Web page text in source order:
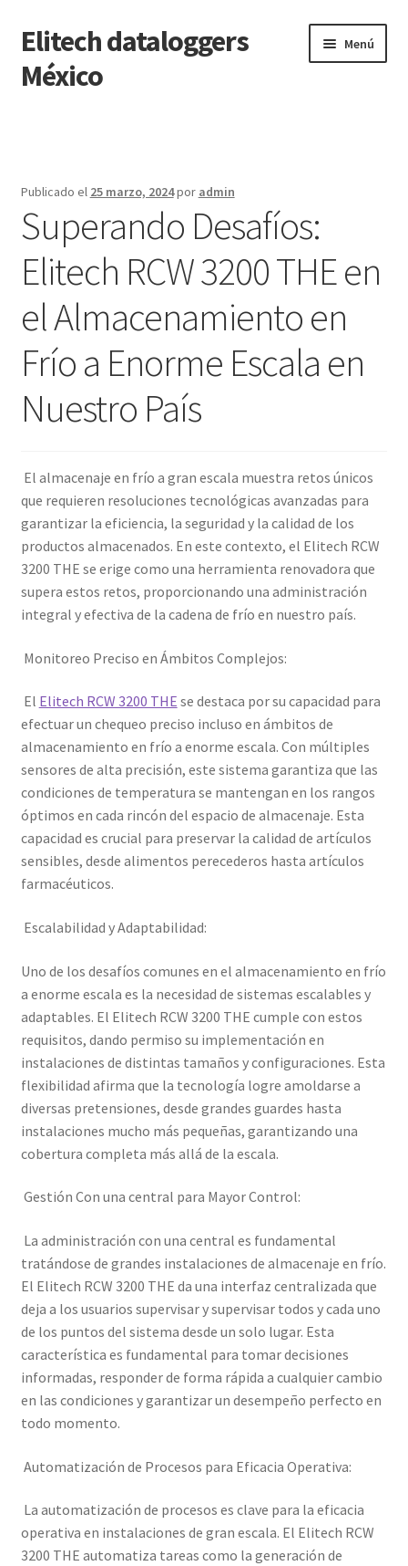
Saltar
a
navegación
Ir
al
contenido
Elitech dataloggers
México
Menú
Finalizar compra
Mi cuenta
Página de ejemplo
Tienda
Publicado el 25 marzo, 2024por admin
Superando Desafíos:
Elitech RCW 3200 THE en
el Almacenamiento en
Frío a Enorme Escala en
Nuestro País
El almacenaje en frío a gran escala muestra retos únicos
que requieren resoluciones tecnológicas avanzadas para
garantizar la eficiencia, la seguridad y la calidad de los
productos almacenados. En este contexto, el Elitech RCW
3200 THE se erige como una herramienta renovadora que
supera estos retos, proporcionando una administración
integral y efectiva de la cadena de frío en nuestro país.
Monitoreo Preciso en Ámbitos Complejos:
El Elitech RCW 3200 THE se destaca por su capacidad para
efectuar un chequeo preciso incluso en ámbitos de
almacenamiento en frío a enorme escala. Con múltiples
sensores de alta precisión, este sistema garantiza que las
condiciones de temperatura se mantengan en los rangos
óptimos en cada rincón del espacio de almacenaje. Esta
capacidad es crucial para preservar la calidad de artículos
sensibles, desde alimentos perecederos hasta artículos
farmacéuticos.
Escalabilidad y Adaptabilidad:
Uno de los desafíos comunes en el almacenamiento en frío
a enorme escala es la necesidad de sistemas escalables y
adaptables. El Elitech RCW 3200 THE cumple con estos
requisitos, dando permiso su implementación en
instalaciones de distintas tamaños y configuraciones. Esta
flexibilidad afirma que la tecnología logre amoldarse a
diversas pretensiones, desde grandes guardes hasta
instalaciones mucho más pequeñas, garantizando una
cobertura completa más allá de la escala.
Gestión Con una central para Mayor Control:
La administración con una central es fundamental
tratándose de grandes instalaciones de almacenaje en frío.
El Elitech RCW 3200 THE da una interfaz centralizada que
deja a los usuarios supervisar y supervisar todos y cada uno
de los puntos del sistema desde un solo lugar. Esta
característica es fundamental para tomar decisiones
informadas, responder de forma rápida a cualquier cambio
en las condiciones y garantizar un desempeño perfecto en
todo momento.
Automatización de Procesos para Eficacia Operativa:
La automatización de procesos es clave para la eficacia
operativa en instalaciones de gran escala. El Elitech RCW
3200 THE automatiza tareas como la generación de